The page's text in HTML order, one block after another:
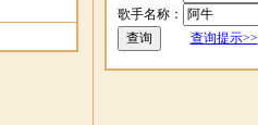
歌手名称：
查询提示>>